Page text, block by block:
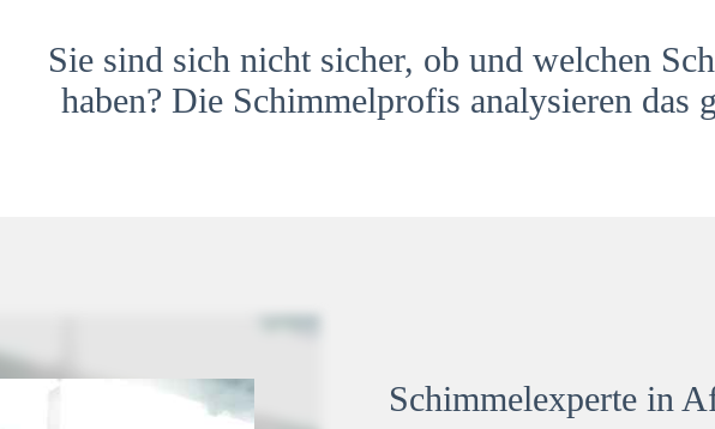
Sie sind sich nicht sicher, ob und welchen
haben? Die Schimmelprofis analysieren das
Schimmelexperte in